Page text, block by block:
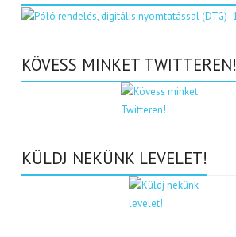
KÖVESS MINKET TWITTEREN!
KÜLDJ NEKÜNK LEVELET!